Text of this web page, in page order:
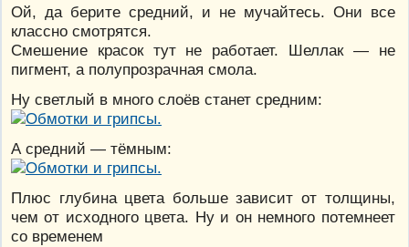
Ой, да берите средний, и не мучайтесь. Они все
классно смотрятся.
Смешение красок тут не работает. Шеллак — не
пигмент, а полупрозрачная смола.
Ну светлый в много слоёв станет средним:
А средний — тёмным:
Плюс глубина цвета больше зависит от толщины,
чем от исходного цвета. Ну и он немного потемнеет
со временем